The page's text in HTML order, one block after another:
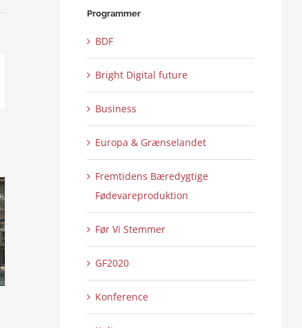
Den sidste fra Jutlandia
0 Kommentarer 23/06/2026
Programmer
BDF
Bright Digital future
Business
Europa & Grænselandet
Fremtidens Bæredygtige
Fødevareproduktion
Før Vi Stemmer
GF2020
Konference